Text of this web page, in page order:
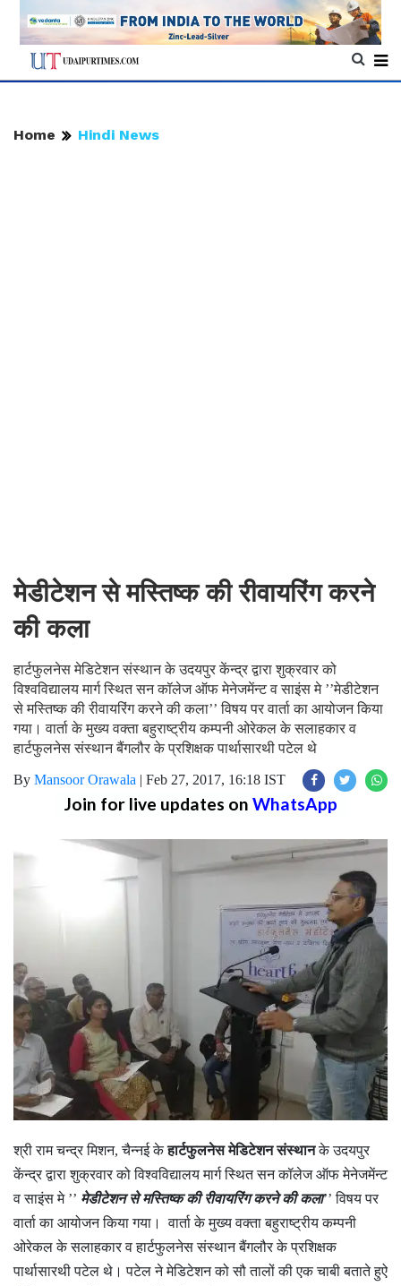
Home Hindi News
मेडीटेशन से मस्तिष्क की रीवायरिंग करने
की कला
हार्टफुलनेस मेडिटेशन संस्थान के उदयपुर केंन्द्र द्वारा शुक्रवार को
विश्वविद्यालय मार्ग स्थित सन कॉलेज ऑफ मेनेजमेंन्ट व साइंस मे ’’मेडीटेशन
से मस्तिष्क की रीवायरिंग करने की कला’’ विषय पर वार्ता का आयोजन किया
गया। वार्ता के मुख्य वक्ता बहुराष्ट्रीय कम्पनी ओरेकल के सलाहकार व
हार्टफुलनेस संस्थान बैंगलौर के प्रशिक्षक पार्थासारथी पटेल थे
By Mansoor Orawala | Feb 27, 2017, 16:18 IST
Join for live updates on WhatsApp
श्री राम चन्द्र मिशन, चैन्नई केहार्टफुलनेस मेडिटेशन संस्थानके उदयपुर
केंन्द्र द्वारा शुक्रवार को विश्वविद्यालय मार्ग स्थित सन कॉलेज ऑफ मेनेजमेंन्ट
व साइंस मे ’’ मेडीटेशन से मस्तिष्क की रीवायरिंग करने की कला’’ विषय पर
वार्ता का आयोजन किया गया। वार्ता के मुख्य वक्ता बहुराष्ट्रीय कम्पनी
ओरेकल के सलाहकार व हार्टफुलनेस संस्थान बैंगलौर के प्रशिक्षक
पार्थासारथी पटेल थे। पटेल ने मेडिटेशन को सौ तालों की एक चाबी बताते हुऐ